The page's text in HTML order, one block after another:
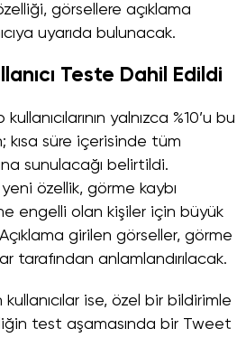
görsellere açıklama
uyarıda bulunacak.
Teste Dahil Edildi
yalnızca %10’u bu
süre içerisinde tüm
sunulacağı belirtildi.
özellik, görme kaybı
engelli olan kişiler için büyük
girilen görseller, görme
tarafından anlamlandırılacak.
ise, özel bir bildirimle
test aşamasında bir Tweet